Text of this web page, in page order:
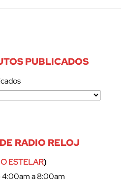
PUBLICADOS
RADIO RELOJ
ESTELAR)
4:00am a 8:00am